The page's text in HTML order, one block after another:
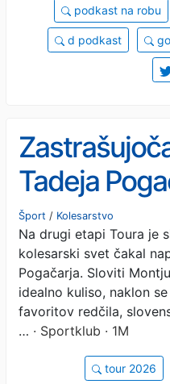
podkast na robu
d podkast
Tadeja
Šport / Kolesarstvo
Na drugi etapi Toura je
kolesarski svet čakal
Pogačarja. Sloviti
idealno kuliso, naklon
favoritov redčila,
… · Sportklub · 1M
tour 2026